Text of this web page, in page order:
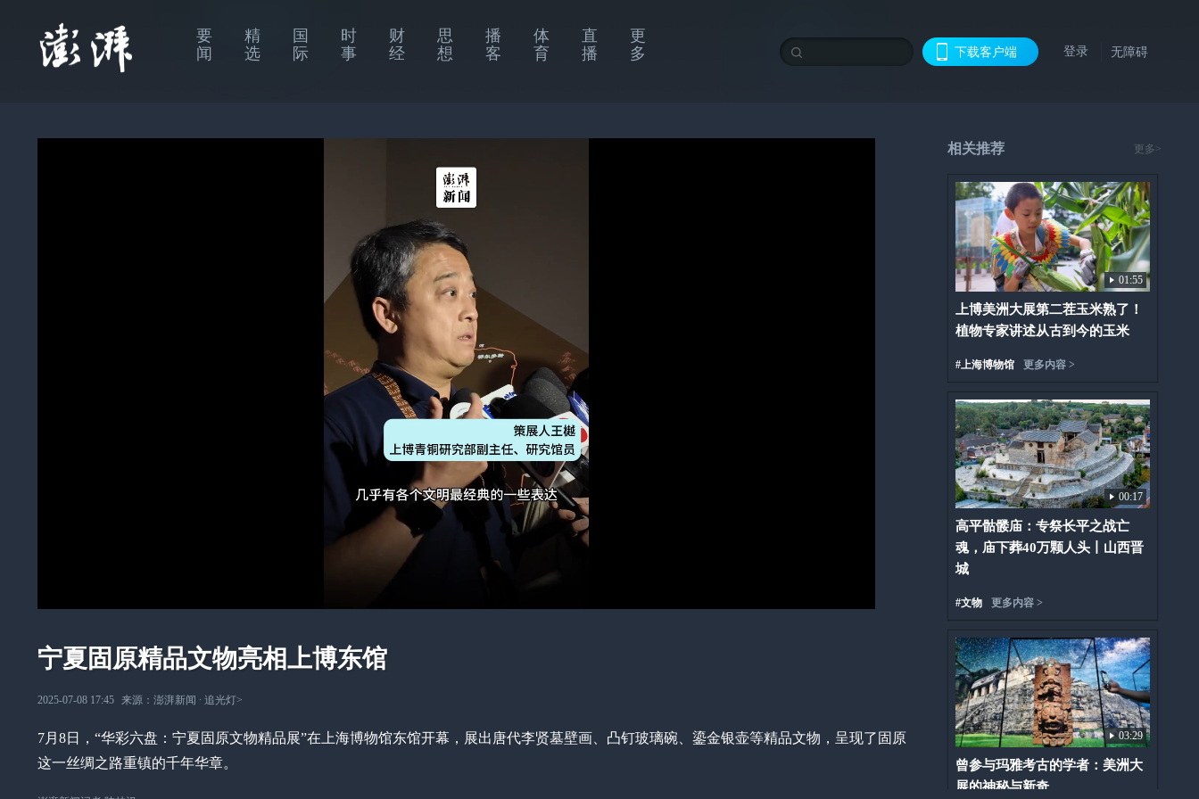
要
闻
精
选
国
际
时
事
财
经
思
想
播
客
体
育
直
播
更
多
下载客户端 登录 无障碍
宁夏固原精品文物亮相上博东馆
2025-07-08 17:45 来源： 澎湃新闻 ∙ 追光灯>
7月8日，“华彩六盘：宁夏固原文物精品展”在上海博物馆东馆开幕，展出唐代李贤墓壁画、凸钉玻璃碗、鎏金银壶等精品文物，呈现了固原
这一丝绸之路重镇的千年华章。
相关推荐 更多>
01:55
上博美洲大展第二茬玉米熟了！
植物专家讲述从古到今的玉米
# 上海博物馆 更多内容 >
00:17
高平骷髅庙：专祭长平之战亡
魂，庙下葬40万颗人头丨山西晋
城
#文物 更多内容 >
03:29
曾参与玛雅考古的学者：美洲大
展的神秘与新奇